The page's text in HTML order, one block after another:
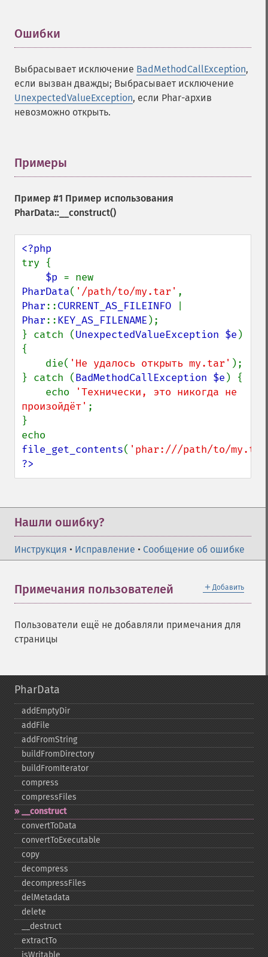
Ошибки
Выбрасывает исключение BadMethodCallException,
если вызван дважды; Выбрасывает исключение
UnexpectedValueException, если Phar-архив
невозможно открыть.
Примеры
Пример #1 Пример использования
PharData::__construct()
try {
$p
PharData( '/path/to/my.tar'
Phar::CURRENT_AS_FILEINFO
Phar::KEY_AS_FILENAME );
} catch (UnexpectedValueException $e )
{
    die(
'Не удалось открыть my.tar' );
} catch (BadMethodCallException $e ) {
    echo
'Технически, это никогда не
произойдёт' ;
}
file_get_contents( 'phar:///path/to/
?>
Нашли ошибку?
Инструкция • Исправление • Сообщение об ошибке
＋ Добавить
Примечания пользователей
Пользователи ещё не добавляли примечания для
страницы
PharData
addEmptyDir
addFile
addFromString
buildFromDirectory
buildFromIterator
compress
compressFiles
_​_​construct
convertToData
convertToExecutable
copy
decompress
decompressFiles
delMetadata
delete
_​_​destruct
extractTo
isWritable